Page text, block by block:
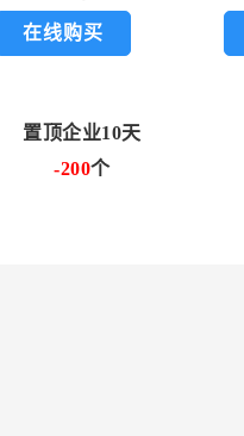
在线购买
置顶企业10天
-200个